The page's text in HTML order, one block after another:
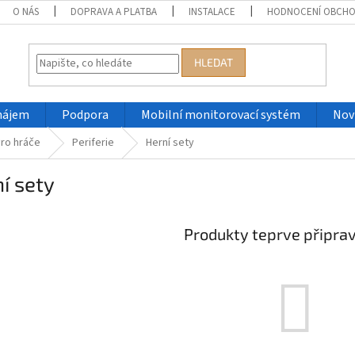
O NÁS DOPRAVA A PLATBA INSTALACE HODNOCENÍ
HLEDAT
Podpora Mobilní monitorovací systém
hráče Periferie Herní sety
sety
Produkty teprve